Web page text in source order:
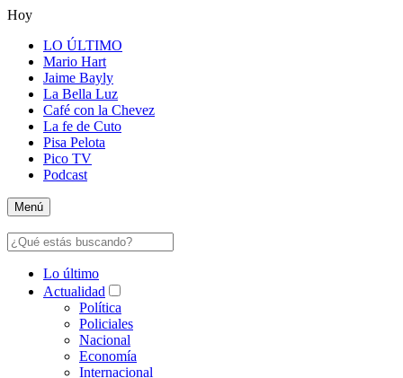
Hoy
LO ÚLTIMO
Mario Hart
Jaime Bayly
La Bella Luz
Café con la Chevez
La fe de Cuto
Pisa Pelota
Pico TV
Podcast
Menú
Lo último
Actualidad
Política
Policiales
Nacional
Economía
Internacional